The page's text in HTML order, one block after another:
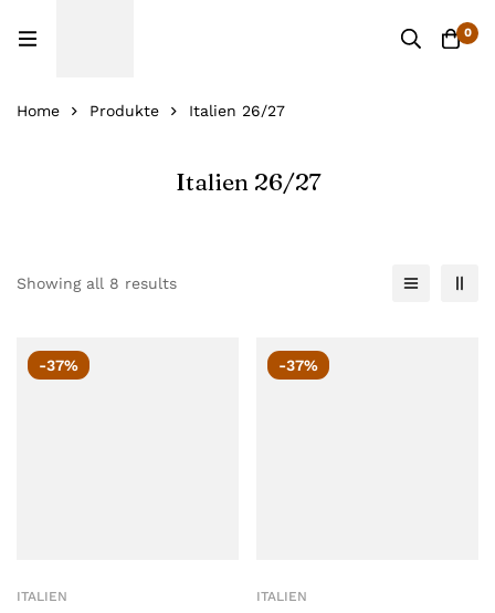
0
Home Produkte Italien 26/27
Italien 26/27
Showing all 8 results
-37%
ITALIEN
-37%
ITALIEN